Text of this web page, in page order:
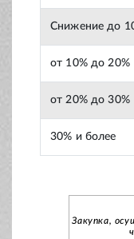
Снижение до
от 10% до 20%
от 20% до 30%
30% и более
Закупка,